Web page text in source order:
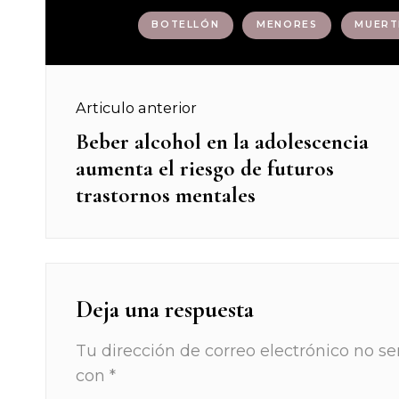
BOTELLÓN MENORES
de
entradas
Articulo anterior
Previous
post:
Beber alcohol en la adolescencia
aumenta el riesgo de futuros
trastornos mentales
Deja una respuesta
Tu dirección de correo electrónico no
con *